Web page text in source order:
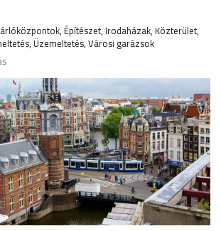
Építészet, Irodaházak, Közterület,
Üzemeltetés, Városi garázsok